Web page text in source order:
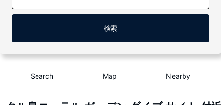
検索
Search Map Nearby